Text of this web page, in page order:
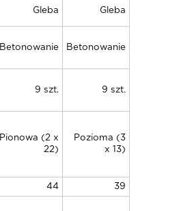
Gleba Gleba
Betonowanie Betonowanie
9 szt. 9 szt.
Pionowa (2 х
22)
Pozioma (3
х 13)
44 39